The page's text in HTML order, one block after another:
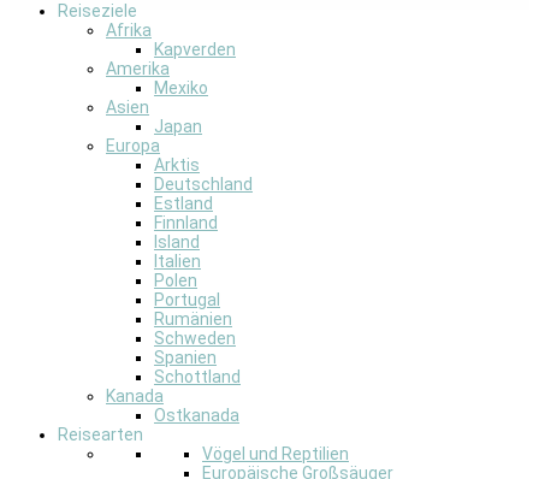
Reiseziele
Afrika
Kapverden
Amerika
Mexiko
Asien
Japan
Europa
Arktis
Deutschland
Estland
Finnland
Island
Italien
Polen
Portugal
Rumänien
Schweden
Spanien
Schottland
Kanada
Ostkanada
Reisearten
Vögel und Reptilien
Europäische Großsäuger